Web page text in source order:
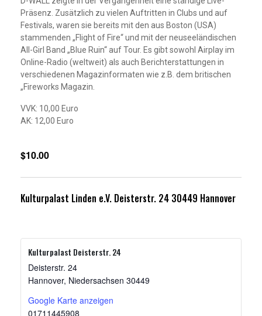
Präsenz. Zusätzlich zu vielen Auftritten in Clubs und auf
Festivals, waren sie bereits mit den aus Boston (USA)
stammenden „Flight of Fire“ und mit der neuseeländischen
All-Girl Band „Blue Ruin“ auf Tour. Es gibt sowohl Airplay im
Online-Radio (weltweit) als auch Berichterstattungen in
verschiedenen Magazinformaten wie z.B. dem britischen
„Fireworks Magazin.
VVK: 10,00 Euro
AK: 12,00 Euro
$10.00
Kulturpalast Linden e.V. Deisterstr. 24 30449 Hannover
Kulturpalast Deisterstr. 24
Deisterstr. 24
Hannover, Niedersachsen 30449
Google Karte anzeigen
01711445908